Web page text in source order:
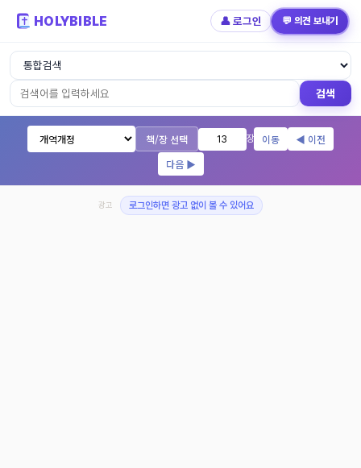
HOLYBIBLE 👤 로그인 💬 의견 보내기
성경읽기 - 개역개정 개역한글 NIV KJV
검색
책/장 선택 장 이동
◀ 이전
다음 ▶
광고 로그인하면 광고 없이 볼 수 있어요